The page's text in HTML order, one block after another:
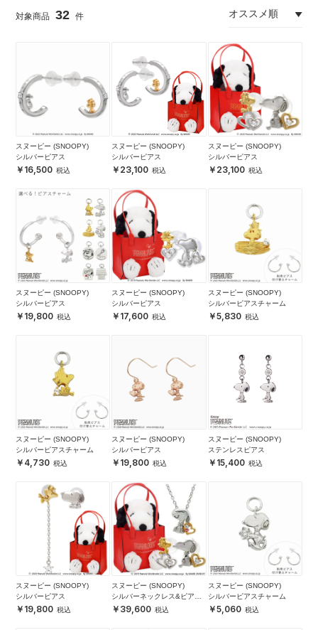
32
スヌーピー (SNOOPY)
シルバーピアス
16,500
スヌーピー (SNOOPY)
シルバーピアス
23,100
スヌーピー (SNOOPY)
シルバーピアス
23,100
スヌーピー (SNOOPY)
シルバーピアス
19,800
スヌーピー (SNOOPY)
シルバーピアス
17,600
スヌーピー (SNOOPY)
シルバーピアスチャーム
5,830
スヌーピー (SNOOPY)
シルバーピアスチャーム
4,730
スヌーピー (SNOOPY)
シルバーピアス
19,800
スヌーピー (SNOOPY)
ステンレスピアス
15,400
スヌーピー (SNOOPY)
シルバーピアス
19,800
スヌーピー (SNOOPY)
シルバーネックレス&ピアス
セット
39,600
スヌーピー (SNOOPY)
シルバーピアスチャーム
5,060